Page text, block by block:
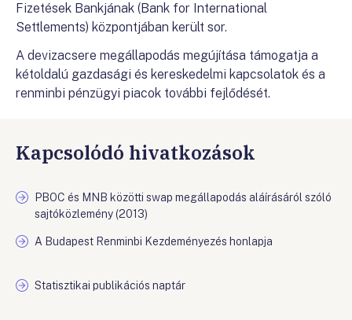
Fizetések Bankjának (Bank for International
Settlements) központjában került sor.
A devizacsere megállapodás megújítása támogatja a
kétoldalú gazdasági és kereskedelmi kapcsolatok és a
renminbi pénzügyi piacok további fejlődését.
Kapcsolódó hivatkozások
PBOC és MNB közötti swap megállapodás aláírásáról szóló
sajtóközlemény (2013)
A Budapest Renminbi Kezdeményezés honlapja
Statisztikai publikációs naptár